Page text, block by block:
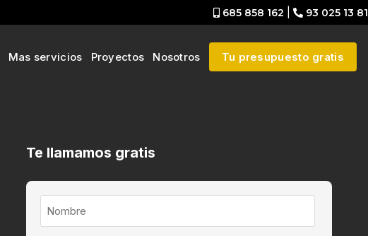
685 858 162 93 025 13 81
Mas servicios Proyectos Nosotros Tu presupuesto gratis
Te llamamos gratis